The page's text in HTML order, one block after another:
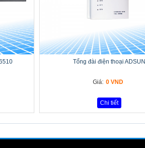
Tổng đài điện thoại ADSUN
Giá: 0 VND
Chi tiết